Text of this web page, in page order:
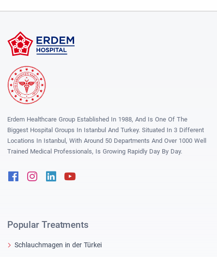
Erdem Healthcare Group Established In 1988, And Is One Of The
Biggest Hospital Groups In Istanbul And Turkey. Situated In 3 Different
Locations In Istanbul, With Around 50 Departments And Over 1000 Well
Trained Medical Professionals, Is Growing Rapidly Day By Day.
FacebookInstagram
Linkedin
Popular Treatments
Schlauchmagen in der Türkei